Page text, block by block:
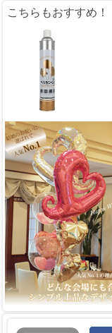
こちらもおすすめ！